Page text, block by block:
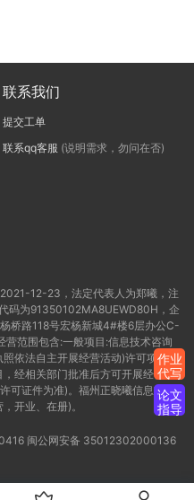
联系我们
提交工单
联系qq客服 (说明需求，勿问在否)
12-23，法定代表人为郑曦，注
码为91350102MA8UEWD80H，企
桥路118号宏杨新城4#楼6层办公C-
范围包含:一般项目:信息技术咨询
依法自主开展经营活动)许可项目:
经相关部门批准后方可开展经营活
可证件为准)。福州正晓曦信息技术
开业、在册)。
闽公网安备 35012302000136
作业
代写
论文
指导